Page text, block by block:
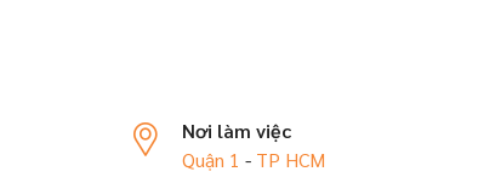
Nơi làm việc
Quận 1 - TP HCM